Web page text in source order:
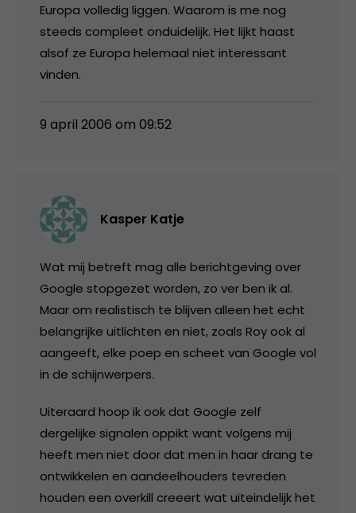
Europa volledig liggen. Waarom is me nog
steeds compleet onduidelijk. Het lijkt haast
alsof ze Europa helemaal niet interessant
vinden.
9 april 2006 om 09:52
Kasper Katje
Wat mij betreft mag alle berichtgeving over
Google stopgezet worden, zo ver ben ik al.
Maar om realistisch te blijven alleen het echt
belangrijke uitlichten en niet, zoals Roy ook al
aangeeft, elke poep en scheet van Google vol
in de schijnwerpers.
Uiteraard hoop ik ook dat Google zelf
dergelijke signalen oppikt want volgens mij
heeft men niet door dat men in haar drang te
ontwikkelen en aandeelhouders tevreden
houden een overkill creeert wat uiteindelijk het